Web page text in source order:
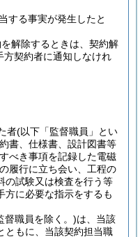
する事実が発生したと
解除するときは、契約解
方契約者に通知しなけれ
者(以下「監督職員」とい
書、仕様書、設計図書等
べき事項を記録した電磁
履行に立ち会い、工程の
の試験又は検査を行う等
方に必要な指示をするも
督職員を除く。)は、当該
ともに、当該契約担当職